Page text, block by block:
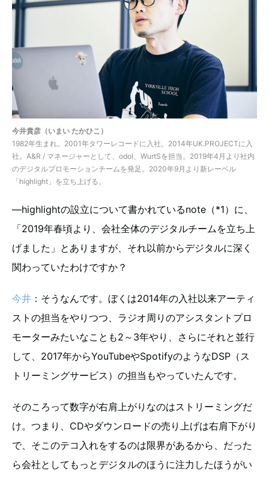
今井貴彦（いまい たかひこ）
1982年生まれ。2001年タワーレコードに入社。2014年UK.PROJECTに入
社。A&R / マネージャーとして、odol、WurtSを担当。2019年4月より社内
のデジタルプロモーションチームを発足。2020年9月より新レーベル
「highlight」を立ち上げる。
―highlightの設立について書かれているnote（*1）に、
「2019年春頃より、会社全体のデジタルチームを立ち上
げました」とありますが、それ以前からデジタルに深く
関わっていたわけですか？
今井 ：そうなんです。ぼくは2014年の入社以来アーティ
ストの担当をやりつつ、ラジオ周りのアシスタントプロ
モーターみたいなことも2～3年やり、さらにそれと並行
して、2017年からYouTubeやSpotifyのようなDSP（ス
トリーミングサービス）の担当もやっていたんです。
そのころって数字が右肩上がりなのはストリーミングだ
け。つまり、CDやダウンロードの売り上げは右肩下がり
で、そこのテコ入れをするのは限界があるから、だった
ら会社としてもっとデジタルのほうに注力したほうがい